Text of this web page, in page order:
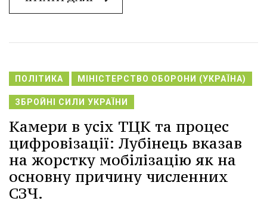
ПОЛІТИКА МІНІСТЕРСТВО ОБОРОНИ (УКРАЇНА)
ЗБРОЙНІ СИЛИ УКРАЇНИ
Камери в усіх ТЦК та процес
цифровізації: Лубінець вказав
на жорстку мобілізацію як на
основну причину численних
СЗЧ.